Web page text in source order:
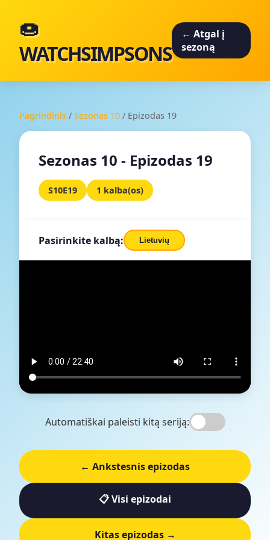
🍩
WATCHSIMPSONS
← Atgal į
sezoną
Pagrindinis / Sezonas 10 / Epizodas 19
Sezonas 10 - Epizodas 19
S10E19 1 kalba(os)
Pasirinkite kalbą: Lietuvių
Automatiškai paleisti kitą seriją:
← Ankstesnis epizodas
📋 Visi epizodai
Kitas epizodas →